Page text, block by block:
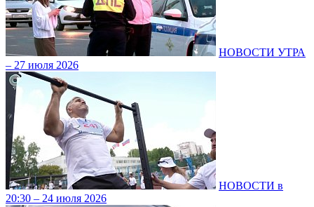
НОВОСТИ УТРА
– 27 июля 2026
НОВОСТИ в
20:30 – 24 июля 2026